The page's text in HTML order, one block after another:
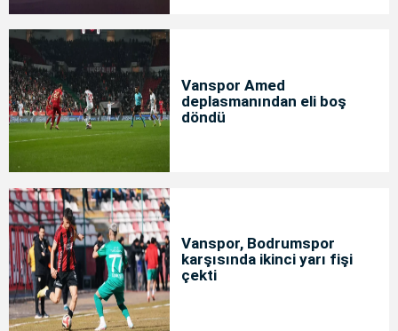
Vanspor Amed
deplasmanından eli boş
döndü
Vanspor, Bodrumspor
karşısında ikinci yarı fişi
çekti